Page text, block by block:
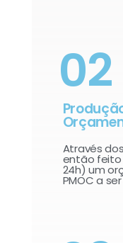
02
Através
então
24h) um
PMOC a